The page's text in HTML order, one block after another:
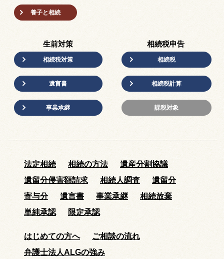
養子と相続
生前対策
相続税対策
遺言書
事業承継
相続税申告
相続税
相続税計算
課税対象
法定相続 相続の方法
遺産分割協議
遺留分侵害額請求
相続人調査
遺留分
寄与分
遺言書 事業承継
相続放棄
単純承認
限定承認
はじめての方へ
ご相談の流れ
弁護士法人ALGの強み